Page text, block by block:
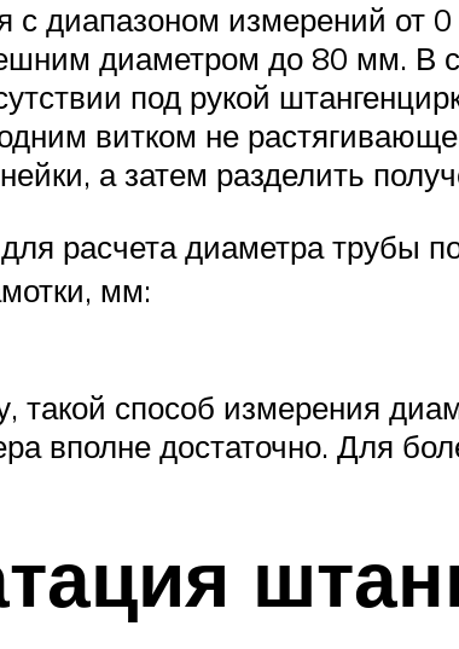
с диапазоном измерений
диаметром до 80 мм. В
под рукой
витком не
а затем разделить
расчета диаметра трубы
мм:
такой способ измерения
вполне достаточно. Для